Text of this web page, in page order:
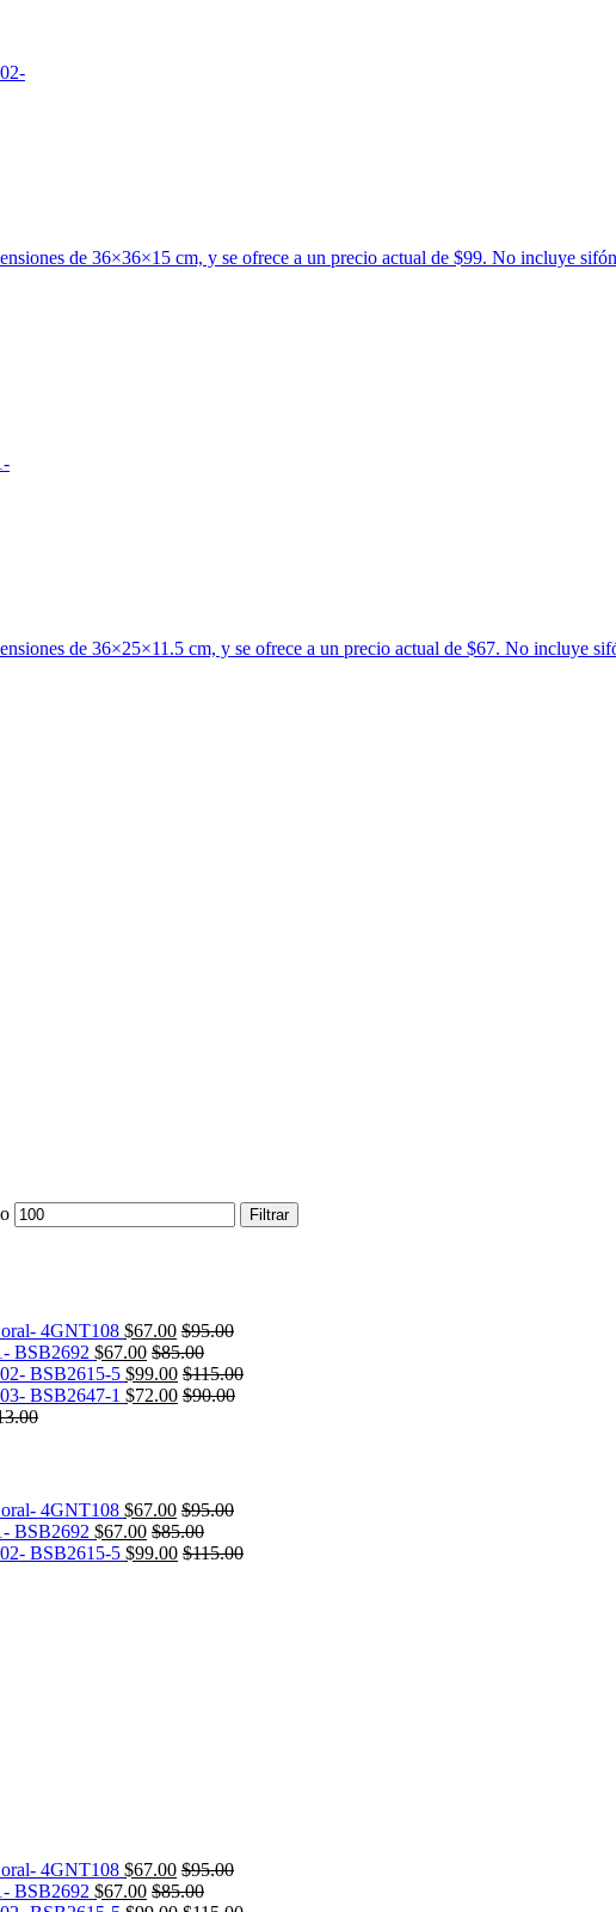
de 36×36×15 cm, y se ofrece a un precio actual de $99. No incluye
de 36×25×11.5 cm, y se ofrece a un precio actual de $67. No incluye
Filtrar
4GNT108 $67.00 $95.00
BSB2692 $67.00 $85.00
BSB2615-5 $99.00 $115.00
BSB2647-1 $72.00 $90.00
4GNT108 $67.00 $95.00
BSB2692 $67.00 $85.00
BSB2615-5 $99.00 $115.00
4GNT108 $67.00 $95.00
BSB2692 $67.00 $85.00